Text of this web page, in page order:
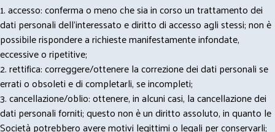
1. accesso: conferma o meno che sia in corso un trattamento dei
dati personali dell’interessato e diritto di accesso agli stessi; non è
possibile rispondere a richieste manifestamente infondate,
eccessive o ripetitive;
2. rettifica: correggere/ottenere la correzione dei dati personali se
errati o obsoleti e di completarli, se incompleti;
3. cancellazione/oblio: ottenere, in alcuni casi, la cancellazione dei
dati personali forniti; questo non è un diritto assoluto, in quanto le
Società potrebbero avere motivi legittimi o legali per conservarli;